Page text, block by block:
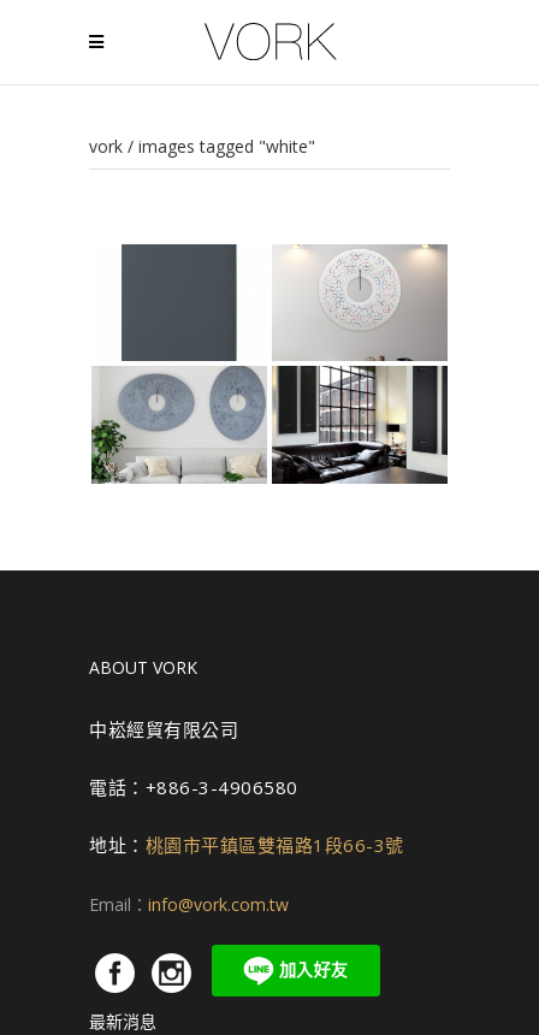
vork / images tagged "white"
ABOUT VORK
中崧經貿有限公司
電話：+886-3-4906580
地址： 桃園市平鎮區雙福路1段66-3號
Email： info@vork.com.tw
最新消息